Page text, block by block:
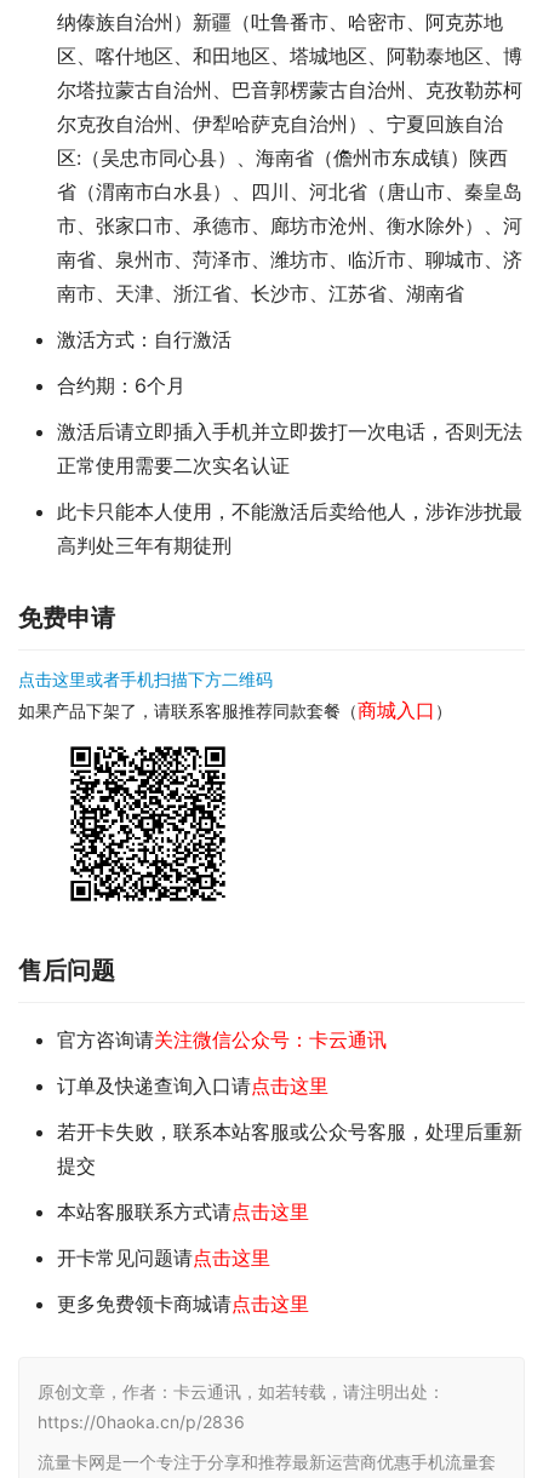
纳傣族自治州）新疆（吐鲁番市、哈密市、阿克苏地
区、喀什地区、和田地区、塔城地区、阿勒泰地区、博
尔塔拉蒙古自治州、巴音郭楞蒙古自治州、克孜勒苏柯
尔克孜自治州、伊犁哈萨克自治州）、宁夏回族自治
区:（吴忠市同心县）、海南省（儋州市东成镇）陕西
省（渭南市白水县）、四川、河北省（唐山市、秦皇岛
市、张家口市、承德市、廊坊市沧州、衡水除外）、河
南省、泉州市、菏泽市、潍坊市、临沂市、聊城市、济
南市、天津、浙江省、长沙市、江苏省、湖南省
激活方式：自行激活
合约期：6个月
激活后请立即插入手机并立即拨打一次电话，否则无法
正常使用需要二次实名认证
此卡只能本人使用，不能激活后卖给他人，涉诈涉扰最
高判处三年有期徒刑
免费申请
点击这里或者手机扫描下方二维码
如果产品下架了，请联系客服推荐同款套餐（商城入口 ）
售后问题
官方咨询请关注微信公众号：卡云通讯
订单及快递查询入口请点击这里
若开卡失败，联系本站客服或公众号客服，处理后重新
提交
本站客服联系方式请点击这里
开卡常见问题请点击这里
更多免费领卡商城请点击这里
原创文章，作者：卡云通讯，如若转载，请注明出处：
https://0haoka.cn/p/2836
流量卡网是一个专注于分享和推荐最新运营商优惠手机流量套